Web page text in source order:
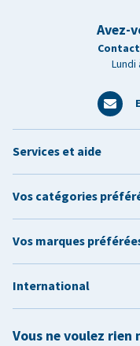
Avez-
Lundi
Vous ne voulez rien
Services et aide
Vos catégories
Vos marques
International